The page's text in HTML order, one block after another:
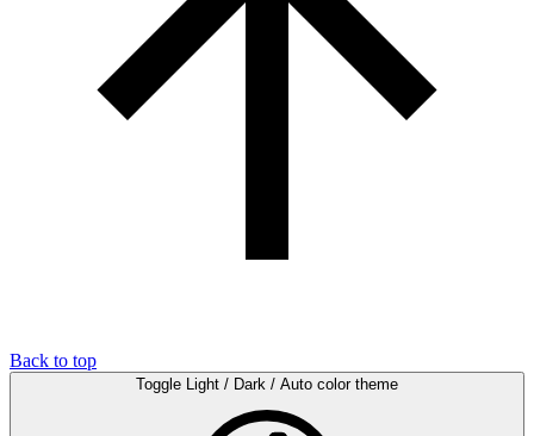
Back to top
Toggle Light / Dark / Auto color theme